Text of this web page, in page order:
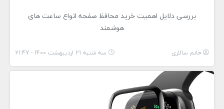
بررسی دلایل اهمیت خرید محافظ صفحه انواع ساعت های
هوشمند
خانم سالاری سه شنبه 21 اردیبهشت 1400 - 21:47